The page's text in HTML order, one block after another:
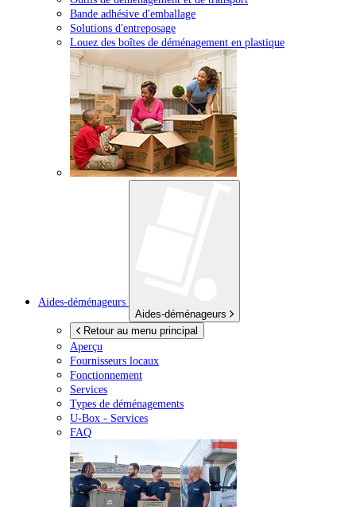
Bande adhésive d'emballage
Solutions d'entreposage
Louez des boîtes de déménagement en plastique
Aides-déménageurs
Aides-déménageurs
Retour au menu principal
Aperçu
Fournisseurs locaux
Fonctionnement
Services
Types de déménagements
U-Box - Services
FAQ